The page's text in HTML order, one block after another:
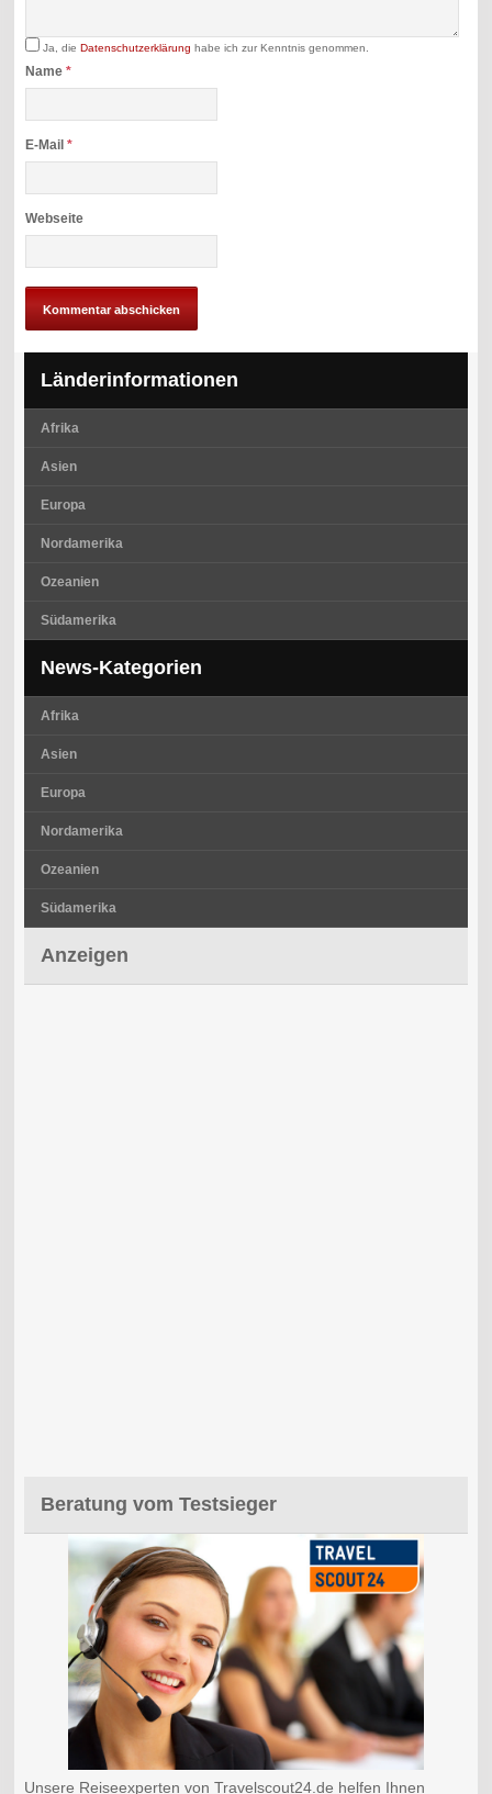
Ja, dieDatenschutzerklärung habe ich zur Kenntnis genommen.
Name*
E-Mail*
Webseite
Länderinformationen
Afrika
Asien
Europa
Nordamerika
Ozeanien
Südamerika
News-Kategorien
Afrika
Asien
Europa
Nordamerika
Ozeanien
Südamerika
Anzeigen
Beratung vom Testsieger
Unsere Reiseexperten von Travelscout24.de helfen Ihnen